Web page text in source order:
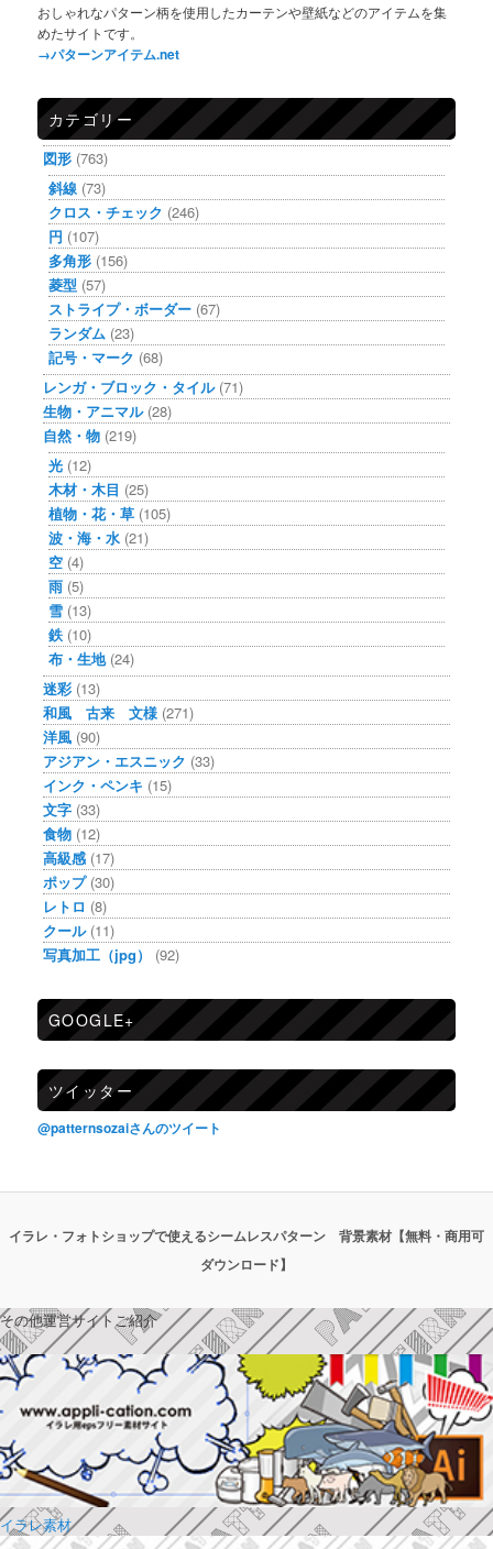
おしゃれなパターン柄を使用したカーテンや壁紙などのアイテムを集
めたサイトです。
→パターンアイテム.net
カテゴリー
図形 (763)
斜線 (73)
クロス・チェック (246)
円 (107)
多角形 (156)
菱型 (57)
ストライプ・ボーダー (67)
ランダム (23)
記号・マーク (68)
レンガ・ブロック・タイル(71)
生物・アニマル(28)
自然・物 (219)
光 (12)
木材・木目 (25)
植物・花・草 (105)
波・海・水 (21)
空 (4)
雨 (5)
雪 (13)
鉄 (10)
布・生地(24)
迷彩 (13)
和風 古来 文様 (271)
洋風 (90)
アジアン・エスニック (33)
インク・ペンキ (15)
文字 (33)
食物 (12)
高級感 (17)
ポップ(30)
レトロ (8)
クール(11)
写真加工（jpg）
(92)
GOOGLE+
ツイッター
@patternsozaiさんのツイート
イラレ・フォトショップで使えるシームレスパターン 背景素材【無料・商用可
ダウンロード】
その他運営サイトご紹介
イラレ素材